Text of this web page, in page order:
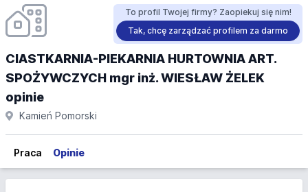
To profil Twojej firmy? Zaopiekuj się nim!
Tak, chcę zarządzać profilem za darmo
CIASTKARNIA-PIEKARNIA HURTOWNIA ART.
SPOŻYWCZYCH mgr inż. WIESŁAW ŻELEK
opinie
Kamień Pomorski
Praca Opinie